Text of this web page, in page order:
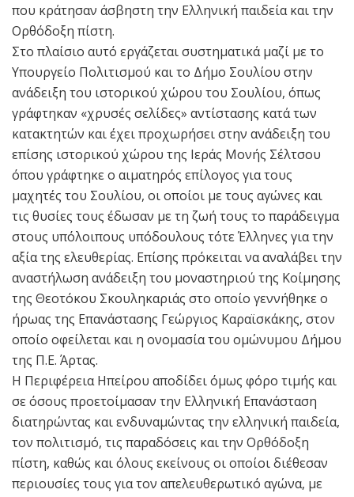
που κράτησαν άσβηστη την Ελληνική παιδεία και την
Ορθόδοξη πίστη.
Στο πλαίσιο αυτό εργάζεται συστηματικά μαζί με το
Υπουργείο Πολιτισμού και το Δήμο Σουλίου στην
ανάδειξη του ιστορικού χώρου του Σουλίου, όπως
γράφτηκαν «χρυσές σελίδες» αντίστασης κατά των
κατακτητών και έχει προχωρήσει στην ανάδειξη του
επίσης ιστορικού χώρου της Ιεράς Μονής Σέλτσου
όπου γράφτηκε ο αιματηρός επίλογος για τους
μαχητές του Σουλίου, οι οποίοι με τους αγώνες και
τις θυσίες τους έδωσαν με τη ζωή τους το παράδειγμα
στους υπόλοιπους υπόδουλους τότε Έλληνες για την
αξία της ελευθερίας. Επίσης πρόκειται να αναλάβει την
αναστήλωση ανάδειξη του μοναστηριού της Κοίμησης
της Θεοτόκου Σκουληκαριάς στο οποίο γεννήθηκε ο
ήρωας της Επανάστασης Γεώργιος Καραϊσκάκης, στον
οποίο οφείλεται και η ονομασία του ομώνυμου Δήμου
της Π.Ε. Άρτας.
Η Περιφέρεια Ηπείρου αποδίδει όμως φόρο τιμής και
σε όσους προετοίμασαν την Ελληνική Επανάσταση
διατηρώντας και ενδυναμώντας την ελληνική παιδεία,
τον πολιτισμό, τις παραδόσεις και την Ορθόδοξη
πίστη, καθώς και όλους εκείνους οι οποίοι διέθεσαν
περιουσίες τους για τον απελευθερωτικό αγώνα, με